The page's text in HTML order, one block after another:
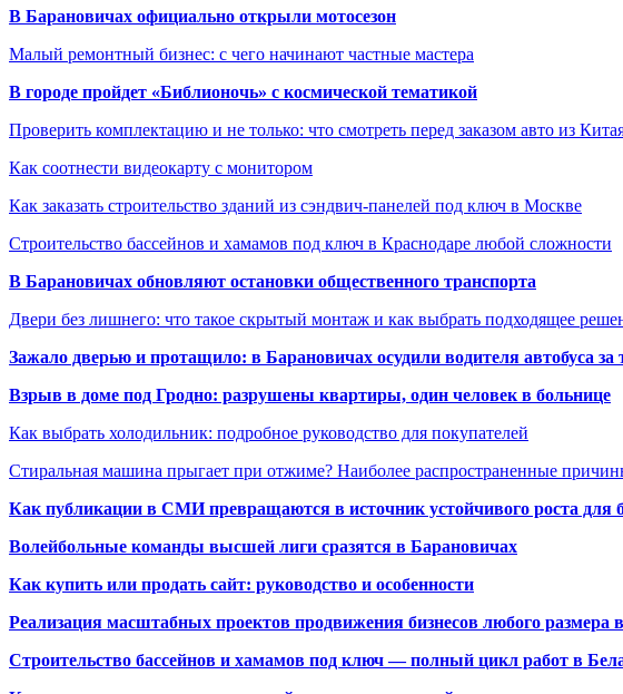
В Барановичах официально открыли мотосезон
Малый ремонтный бизнес: с чего начинают частные мастера
В городе пройдет «Библионочь» с космической тематикой
Проверить комплектацию и не только: что смотреть перед заказом авто из
Как соотнести видеокарту с монитором
Как заказать строительство зданий из сэндвич-панелей под ключ в Москве
Строительство бассейнов и хамамов под ключ в Краснодаре любой сложности
В Барановичах обновляют остановки общественного транспорта
Двери без лишнего: что такое скрытый монтаж и как выбрать подходящее
Зажало дверью и протащило: в Барановичах осудили водителя автобуса
Взрыв в доме под Гродно: разрушены квартиры, один человек в больнице
Как выбрать холодильник: подробное руководство для покупателей
Стиральная машина прыгает при отжиме? Наиболее распространенные
Как публикации в СМИ превращаются в источник устойчивого роста для
Волейбольные команды высшей лиги сразятся в Барановичах
Как купить или продать сайт: руководство и особенности
Реализация масштабных проектов продвижения бизнесов любого размера
Строительство бассейнов и хамамов под ключ — полный цикл работ в